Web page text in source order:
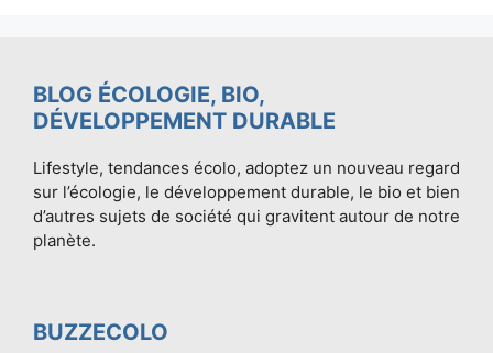
BLOG ÉCOLOGIE, BIO,
DÉVELOPPEMENT DURABLE
Lifestyle, tendances écolo, adoptez un nouveau regard
sur l’écologie, le développement durable, le bio et bien
d’autres sujets de société qui gravitent autour de notre
planète.
BUZZECOLO